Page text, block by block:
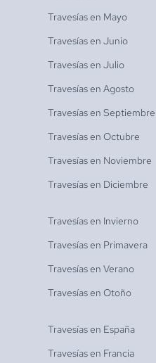
Travesías en Mayo
Travesías en Junio
Travesías en Julio
Travesías en Agosto
Travesías en Septiembre
Travesías en Octubre
Travesías en Noviembre
Travesías en Diciembre
Travesías en Invierno
Travesías en Primavera
Travesías en Verano
Travesías en Otoño
Travesías en España
Travesías en Francia